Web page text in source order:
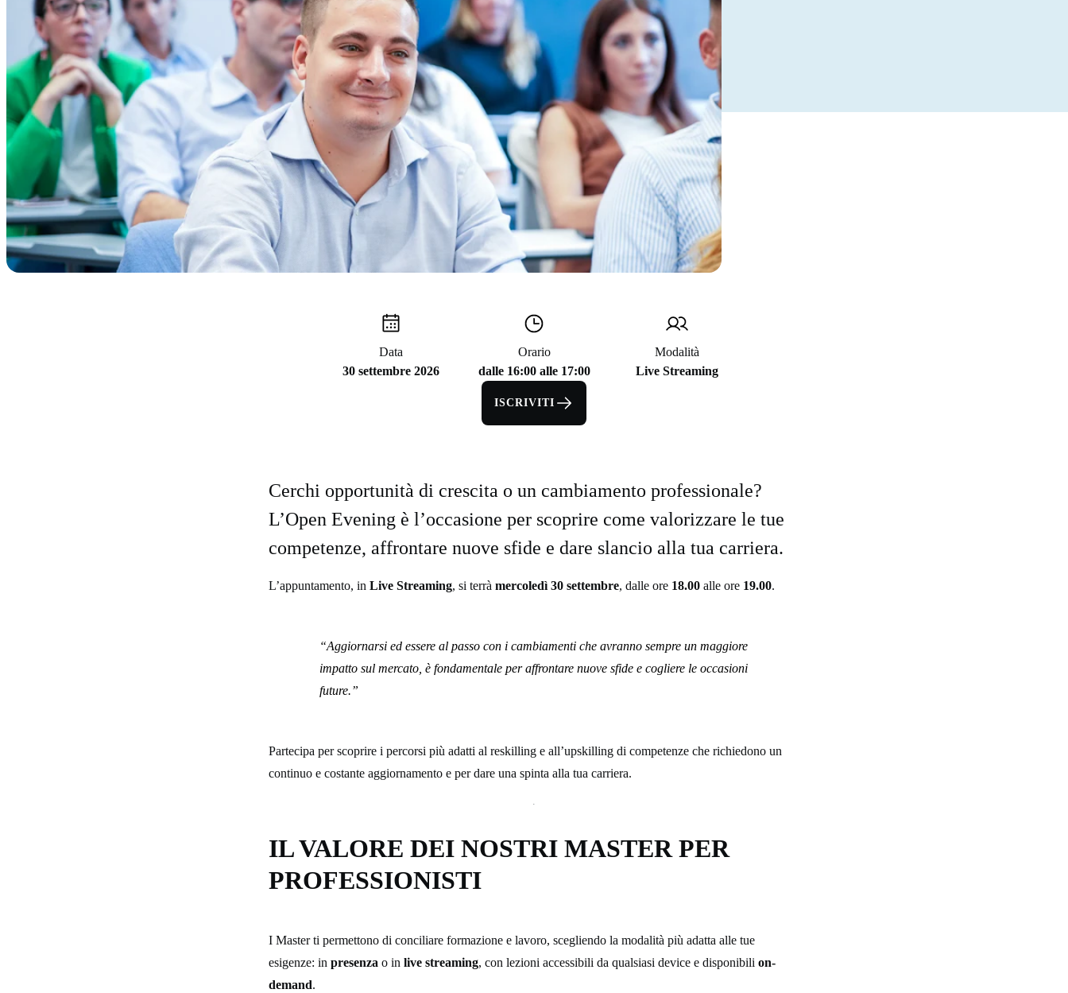
Data
30 settembre 2026
Orario
dalle 16:00 alle 17:00
Modalità
Live Streaming
ISCRIVITI
Cerchi opportunità di crescita o un cambiamento professionale?
L’Open Evening è l’occasione per scoprire come valorizzare le tue
competenze, affrontare nuove sfide e dare slancio alla tua carriera.
L’appuntamento, in Live Streaming, si terrà mercoledì 30 settembre, dalle ore 18.00 alle ore 19.00.
“Aggiornarsi ed essere al passo con i cambiamenti che avranno sempre un maggiore
impatto sul mercato, è fondamentale per affrontare nuove sfide e cogliere le occasioni
future.”
Partecipa per scoprire i percorsi più adatti al reskilling e all’upskilling di competenze che richiedono un
continuo e costante aggiornamento e per dare una spinta alla tua carriera.
IL VALORE DEI NOSTRI MASTER PER
PROFESSIONISTI
I Master ti permettono di conciliare formazione e lavoro, scegliendo la modalità più adatta alle tue
esigenze: in presenza o in live streaming, con lezioni accessibili da qualsiasi device e disponibili on-
demand.